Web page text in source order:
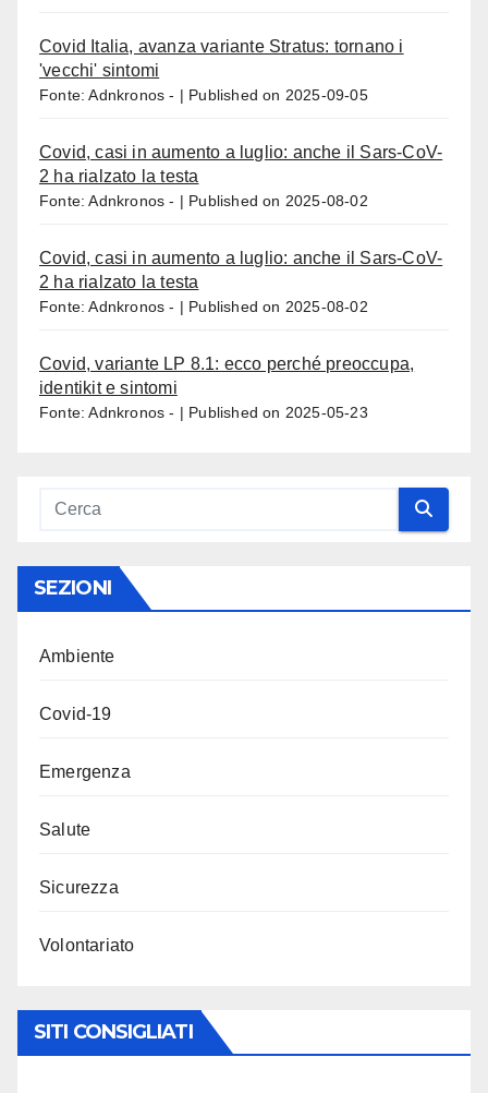
Covid Italia, avanza variante Stratus: tornano i
'vecchi' sintomi
Fonte: Adnkronos - Published on 2025-09-05
Covid, casi in aumento a luglio: anche il Sars-CoV-
2 ha rialzato la testa
Fonte: Adnkronos - Published on 2025-08-02
Covid, casi in aumento a luglio: anche il Sars-CoV-
2 ha rialzato la testa
Fonte: Adnkronos - Published on 2025-08-02
Covid, variante LP 8.1: ecco perché preoccupa,
identikit e sintomi
Fonte: Adnkronos - Published on 2025-05-23
SEZIONI
Ambiente
Covid-19
Emergenza
Salute
Sicurezza
Volontariato
SITI CONSIGLIATI